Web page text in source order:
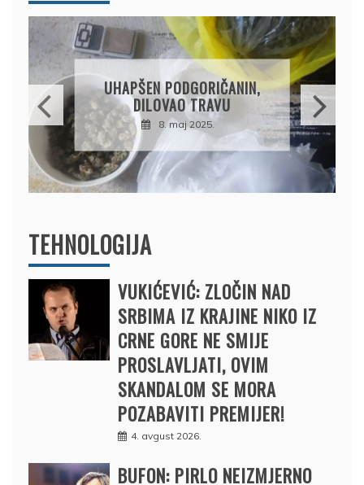
DRŽAVLJANIN RUSIJE
OSUMNJIČEN DA JE
PRODAO TUĐI BMW,
DRŽAVU NAPUSTIO
BRODOM
12. februar 2025.
TEHNOLOGIJA
VUKIĆEVIĆ: ZLOČIN NAD
SRBIMA IZ KRAJINE NIKO IZ
CRNE GORE NE SMIJE
PROSLAVLJATI, OVIM
SKANDALOM SE MORA
POZABAVITI PREMIJER!
4. avgust 2026.
BUFON: PIRLO NEIZMJERNO